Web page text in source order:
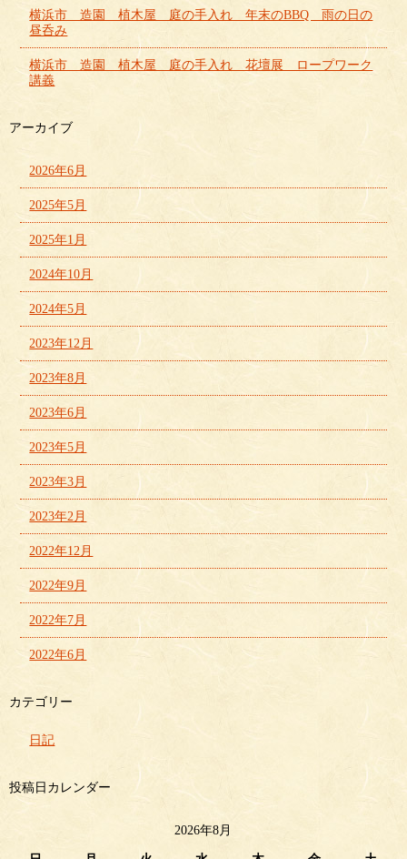
横浜市 造園 植木屋 庭の手入れ 年末のBBQ 雨の日の
昼呑み
横浜市 造園 植木屋 庭の手入れ 花壇展 ロープワーク
講義
アーカイブ
2026年6月
2025年5月
2025年1月
2024年10月
2024年5月
2023年12月
2023年8月
2023年6月
2023年5月
2023年3月
2023年2月
2022年12月
2022年9月
2022年7月
2022年6月
カテゴリー
日記
投稿日カレンダー
2026年8月